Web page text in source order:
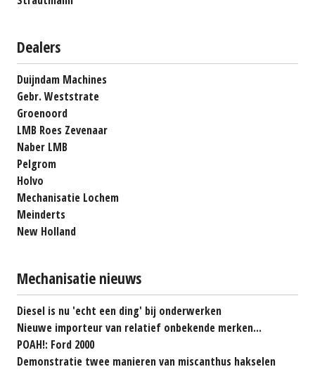
Dealers
Duijndam Machines
Gebr. Weststrate
Groenoord
LMB Roes Zevenaar
Naber LMB
Pelgrom
Holvo
Mechanisatie Lochem
Meinderts
New Holland
Mechanisatie nieuws
Diesel is nu 'echt een ding' bij onderwerken
Nieuwe importeur van relatief onbekende merken...
POAH!: Ford 2000
Demonstratie twee manieren van miscanthus hakselen